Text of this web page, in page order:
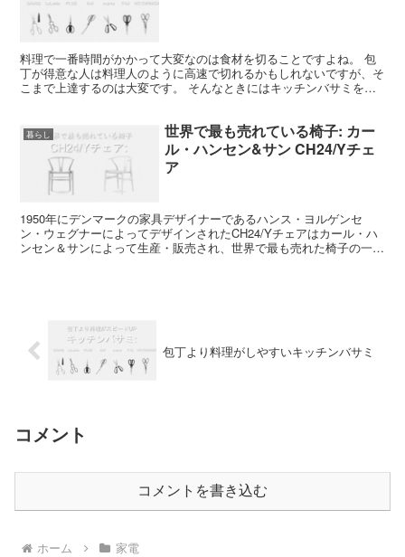
料理で一番時間がかかって大変なのは食材を切ることですよね。 包
丁が得意な人は料理人のように高速で切れるかもしれないですが、そ
こまで上達するのは大変です。 そんなときにはキッチンバサミを使
暮らし
世界で最も売れている椅子: カー
ル・ハンセン&サン CH24/Yチェ
ア
1950年にデンマークの家具デザイナーであるハンス・ヨルゲンセ
ン・ウェグナーによってデザインされたCH24/Yチェアはカール・ハ
ンセン＆サンによって生産・販売され、世界で最も売れた椅子の一つ
包丁より料理がしやすいキッチンバサミ
コメント
コメントを書き込む
ホーム 家電